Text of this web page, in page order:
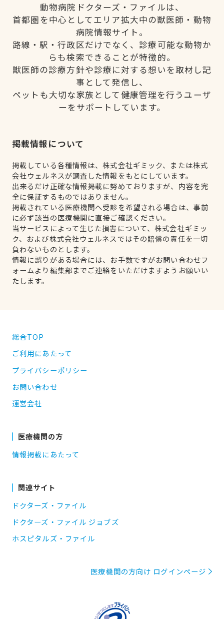
動物病院ドクターズ・ファイルは、
首都圏を中心としてエリア拡大中の獣医師・動物
病院情報サイト。
路線・駅・行政区だけでなく、診療可能な動物か
らも検索できることが特徴的。
獣医師の診療方針や診療に対する想いを取材し記
事として発信し、
ペットも大切な家族として健康管理を行うユーザ
ーをサポートしています。
掲載情報について
掲載している各種情報は、株式会社ギミック、または株式
会社ウェルネスが調査した情報をもとにしています。
出来るだけ正確な情報掲載に努めておりますが、内容を完
全に保証するものではありません。
掲載されている医療機関へ受診を希望される場合は、事前
に必ず該当の医療機関に直接ご確認ください。
当サービスによって生じた損害について、株式会社ギミッ
ク、および株式会社ウェルネスではその賠償の責任を一切
負わないものとします。
情報に誤りがある場合には、お手数ですがお問い合わせフ
ォームより編集部までご連絡をいただけますようお願いい
たします。
総合TOP
ご利用にあたって
プライバシーポリシー
お問い合わせ
運営会社
医療機関の方
情報掲載にあたって
関連サイト
ドクターズ・ファイル
ドクターズ・ファイル ジョブズ
ホスピタルズ・ファイル
医療機関の方向け ログインページ